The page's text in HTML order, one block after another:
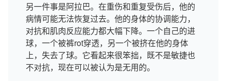
另一件事是阿拉巴。在重伤和重复受伤后，他的
病情可能无法恢复过去。他的身体的协调能力，
对抗和肌肉反应能力都大幅下降。一个自己的进
球，一个被裤rot穿透，另一个被挤在他的身体
上，失去了球。它看起来很笨拙，既不是敏捷也
不对抗，现在可以被认为是无用的。